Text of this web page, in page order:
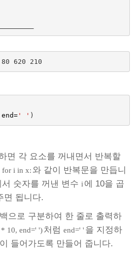
end=' ' )
면 각 요소를 꺼내면서 반복할
for i in x: 와 같이 반복문을 만듭니
숫자를 꺼낸 변수 i 에 10을 곱
면 됩니다.
으로 구분하여 한 줄로 출력하
10, end=' ')처럼 end=' ' 을 지정하
들어가도록 만들어 줍니다.